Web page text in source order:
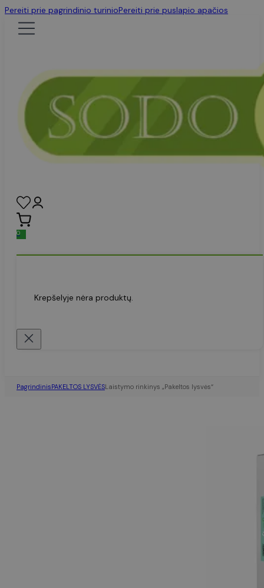
Pereiti prie pagrindinio turinioPereiti prie puslapio apačios
0
Krepšelyje nėra produktų.
PagrindinisPAKELTOS LYSVĖSLaistymo rinkinys „Pakeltos lysvės“